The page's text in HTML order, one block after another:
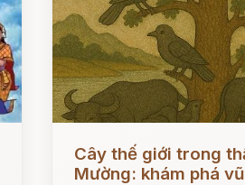
Cây thế giới trong
Mường: khám phá